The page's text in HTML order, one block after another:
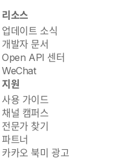
리소스
업데이트 소식
개발자 문서
Open API 센터
WeChat
지원
사용 가이드
채널 캠퍼스
전문가 찾기
파트너
카카오 북미 광고